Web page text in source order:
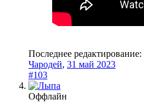
Последнее редактирование:
Чародей, 31 май 2023
#103
Оффлайн